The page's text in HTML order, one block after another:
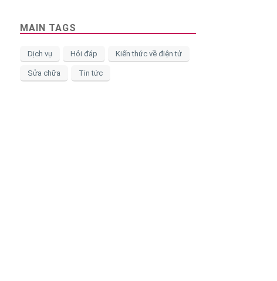
MAIN TAGS
Dịch vụ Hỏi đáp Kiến thức về điện tử
Sửa chữa Tin tức